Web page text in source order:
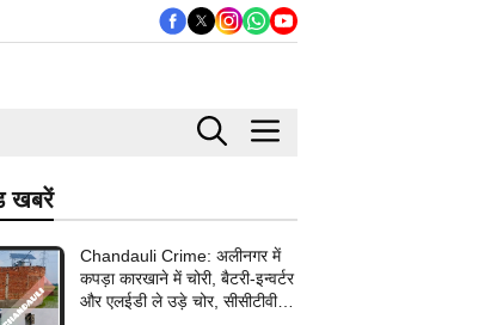
खबरें
Chandauli Crime: अलीनगर में
कपड़ा कारखाने में चोरी, बैटरी-इन्वर्टर
और एलईडी ले उड़े चोर, सीसीटीवी